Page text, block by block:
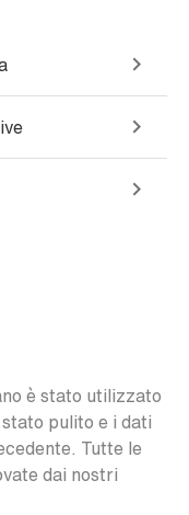
è stato utilizzato
pulito e i dati
Tutte le
dai nostri